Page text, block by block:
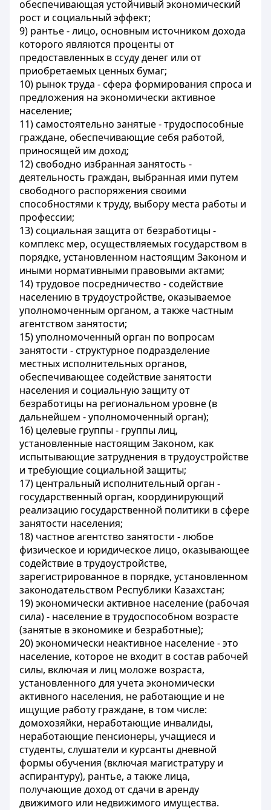
обеспечивающая устойчивый экономический
рост и социальный эффект;
9) рантье- лицо, основным источником дохода
которого являются проценты от
предоставленных в ссуду денег или от
приобретаемых ценных бумаг;
10) рынок труда - сфера формирования спроса и
предложения на экономически активное
население;
11)самостоятельно занятые- трудоспособные
граждане, обеспечивающие себя работой,
приносящей им доход;
12)свободно избранная занятость -
деятельность граждан, выбранная ими путем
свободного распоряжения своими
способностями к труду, выбору места работы и
профессии;
13)социальная защита от безработицы-
комплекс мер, осуществляемых государством в
порядке, установленном настоящим Законом и
иными нормативными правовыми актами;
14)трудовое посредничество - содействие
населению в трудоустройстве, оказываемое
уполномоченным органом, а также частным
агентством занятости;
15)уполномоченный орган по вопросам
занятости - структурное подразделение
местных исполнительных органов,
обеспечивающее содействие занятости
населения и социальную защиту от
безработицы на региональном уровне (в
дальнейшем - уполномоченный орган);
16) целевые группы- группы лиц,
установленные настоящим Законом, как
испытывающие затруднения в трудоустройстве
и требующие социальной защиты;
17) центральный исполнительный орган -
государственный орган, координирующий
реализацию государственной политики в сфере
занятости населения;
18) частное агентство занятости - любое
физическое и юридическое лицо, оказывающее
содействие в трудоустройстве,
зарегистрированное в порядке, установленном
законодательством Республики Казахстан;
19)экономически активное население (рабочая
сила)- население в трудоспособном возрасте
(занятые в экономике и безработные);
20)экономически неактивное население- это
население, которое не входит в состав рабочей
силы, включая и лиц моложе возраста,
установленного для учета экономически
активного населения, не работающие и не
ищущие работу граждане, в том числе:
домохозяйки, неработающие инвалиды,
неработающие пенсионеры, учащиеся и
студенты, слушатели и курсанты дневной
формы обучения (включая магистратуру и
аспирантуру), рантье, а также лица,
получающие доход от сдачи в аренду
движимого или недвижимого имущества.